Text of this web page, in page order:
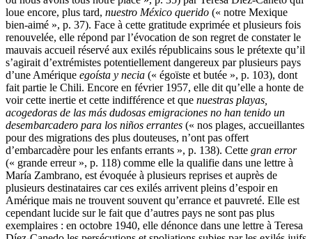
loue encore, plus tard, nuestro México querido (« notre Mexique
bien-aimé », p. 37). Face à cette gratitude exprimée et plusieurs fois
renouvelée, elle répond par l’évocation de son regret de constater le
mauvais accueil réservé aux exilés républicains sous le prétexte qu’il
s’agirait d’extrémistes potentiellement dangereux par plusieurs pays
d’une Amérique egoísta y necia (« égoïste et butée », p. 103), dont
fait partie le Chili. Encore en février 1957, elle dit qu’elle a honte de
voir cette inertie et cette indifférence et que nuestras playas,
acogedoras de las más dudosas emigraciones no han tenido un
desembarcadero para los niños errantes (« nos plages, accueillantes
pour des migrations des plus douteuses, n’ont pas offert
d’embarcadère pour les enfants errants », p. 138). Cette gran error
(« grande erreur », p. 118) comme elle la qualifie dans une lettre à
María Zambrano, est évoquée à plusieurs reprises et auprès de
plusieurs destinataires car ces exilés arrivent pleins d’espoir en
Amérique mais ne trouvent souvent qu’errance et pauvreté. Elle est
cependant lucide sur le fait que d’autres pays ne sont pas plus
exemplaires : en octobre 1940, elle dénonce dans une lettre à Teresa